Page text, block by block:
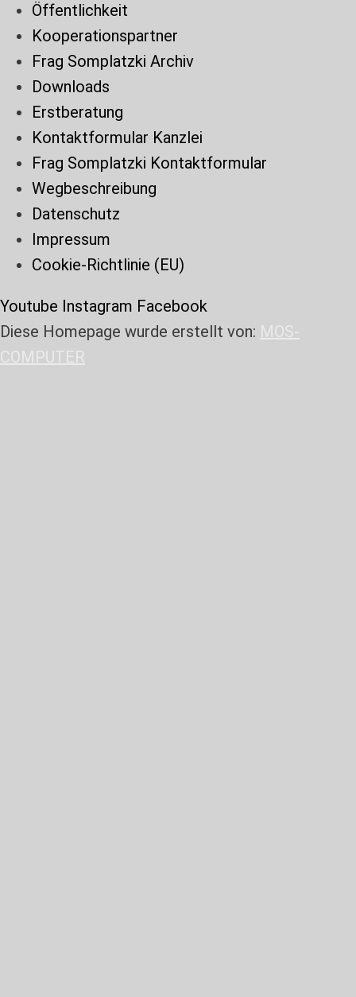
Öffentlichkeit
Kooperationspartner
Frag Somplatzki Archiv
Downloads
Erstberatung
Kontaktformular Kanzlei
Frag Somplatzki Kontaktformular
Wegbeschreibung
Datenschutz
Impressum
Cookie-Richtlinie (EU)
Youtube Instagram Facebook
Diese Homepage wurde erstellt von: MOS-
COMPUTER